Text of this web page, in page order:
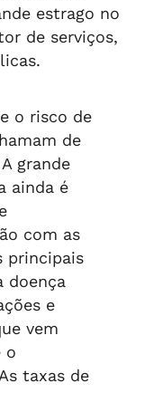
estrago no
de serviços,
o risco de
de
grande
ainda é
com as
principais
doença
e
vem
o
taxas de